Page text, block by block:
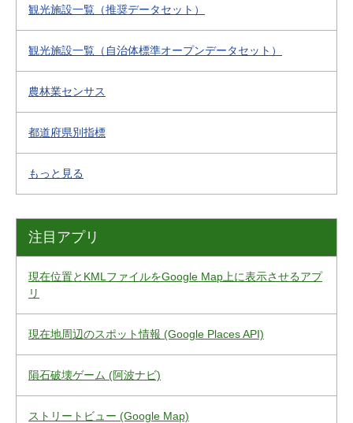
観光施設一覧（推奨データセット）
観光施設一覧（自治体標準オープンデータセット）
農林業センサス
都道府県別指標
もっと見る
注目アプリ
現在位置とKMLファイルをGoogle Map上に表示させるアプ
リ
現在地周辺のスポット情報 (Google Places API)
隕石破壊ゲーム (阿波ナビ)
ストリートビュー (Google Map)